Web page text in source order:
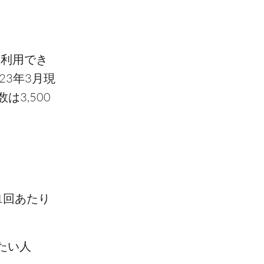
用でき
年3月現
は3,500
あたり
い人